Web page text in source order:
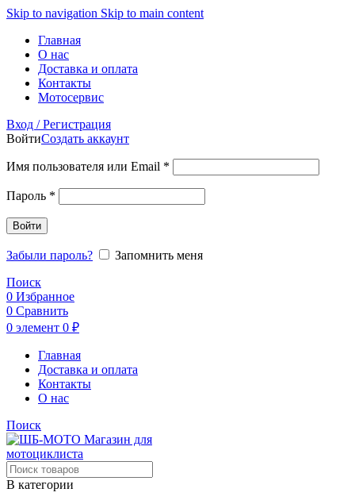
Skip to navigation Skip to main content
Главная
О нас
Доставка и оплата
Контакты
Мотосервис
Вход / Регистрация
ВойтиСоздать аккаунт
Имя пользователя или Email *
Пароль *
Войти
Забыли пароль?
Запомнить меня
Поиск
0 Избранное
0 Сравнить
0 элемент 0 ₽
Главная
Доставка и оплата
Контакты
О нас
Поиск
В категории